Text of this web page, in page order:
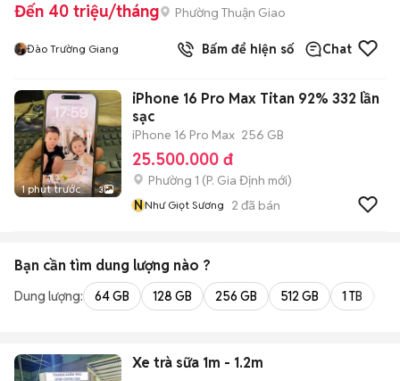
Đến 40 triệu/tháng Phường Thuận Giao
Đào Trường Giang Bấm để hiện số Chat
1 phút trước 3
iPhone 16 Pro Max Titan 92% 332 lần
sạc
iPhone 16 Pro Max 256 GB
25.500.000 đ
Phường 1 (P. Gia Định mới)
NNhư Giọt Sương 2 đã bán
Bạn cần tìm dung lượng nào ?
Dung lượng: 64 GB 128 GB 256 GB 512 GB 1 TB
Xe trà sữa 1m - 1.2m